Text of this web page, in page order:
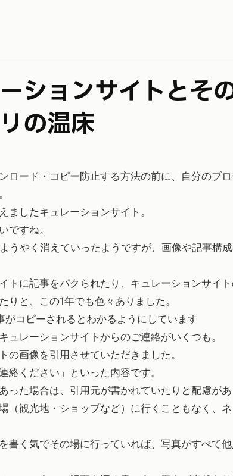
の温床
ロード・コピー防止する方法の前に、自分のブ
ましたキュレーションサイト。
ですね。
うやく消えていったようですが、画像や記事構
トに記事をパクられたり、キュレーションサイ
りと、この1年でも色々ありました。
がコピーされるとわかるようにしています
ュレーションサイトからのご連絡がいくつも。
の画像を引用させていただきました。
絡ください」といった内容です。
った場合は、引用元が書かれていたりと配慮が
（観光地・ショップなど）に行くこともなく、
書く気でその場に行っていれば、写真がすべて